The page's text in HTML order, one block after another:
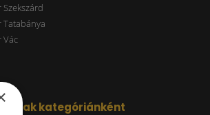
Tatabánya
Vác
kategóriánként